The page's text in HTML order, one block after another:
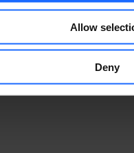
Allow
Deny